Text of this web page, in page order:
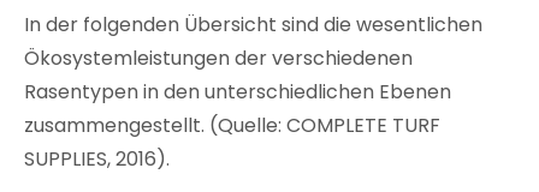
In der folgenden Übersicht sind die wesentlichen
Ökosystemleistungen der verschiedenen
Rasentypen in den unterschiedlichen Ebenen
zusammengestellt. (Quelle: COMPLETE TURF
SUPPLIES, 2016).